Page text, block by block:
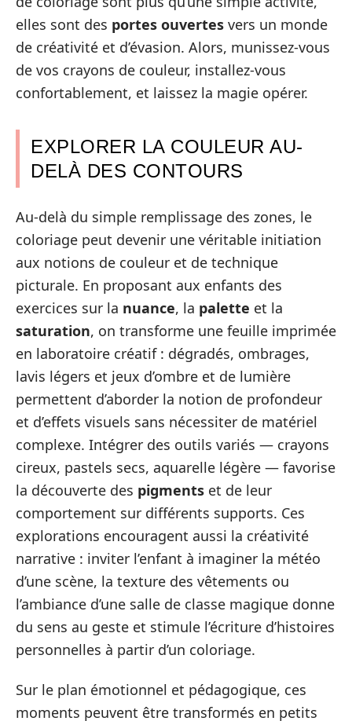
elles sont des portes ouvertes vers un monde
de créativité et d’évasion. Alors, munissez-vous
de vos crayons de couleur, installez-vous
confortablement, et laissez la magie opérer.
EXPLORER LA COULEUR AU-
DELÀ DES CONTOURS
Au-delà du simple remplissage des zones, le
coloriage peut devenir une véritable initiation
aux notions de couleur et de technique
picturale. En proposant aux enfants des
exercices sur la nuance, la palette et la
saturation, on transforme une feuille imprimée
en laboratoire créatif : dégradés, ombrages,
lavis légers et jeux d’ombre et de lumière
permettent d’aborder la notion de profondeur
et d’effets visuels sans nécessiter de matériel
complexe. Intégrer des outils variés — crayons
cireux, pastels secs, aquarelle légère — favorise
la découverte des pigments et de leur
comportement sur différents supports. Ces
explorations encouragent aussi la créativité
narrative : inviter l’enfant à imaginer la météo
d’une scène, la texture des vêtements ou
l’ambiance d’une salle de classe magique donne
du sens au geste et stimule l’écriture d’histoires
personnelles à partir d’un coloriage.
Sur le plan émotionnel et pédagogique, ces
moments peuvent être transformés en petits